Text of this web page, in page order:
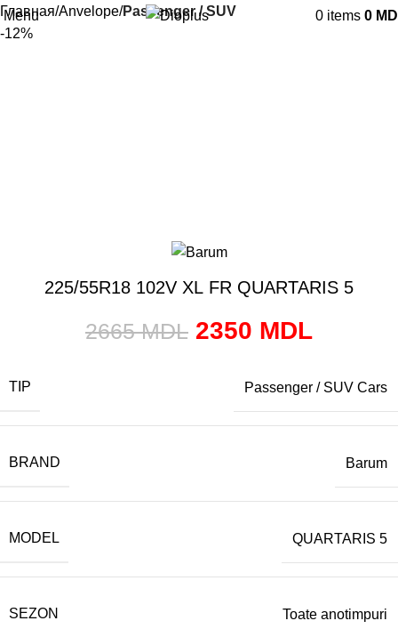
Menu 0 items 0
Главная Anvelope Passenger / SUV
-12%
225/55R18 102V XL FR QUARTARIS 5
2665MDL 2350 MDL
TIP Passenger / SUV Cars
BRAND Barum
MODEL QUARTARIS 5
SEZON Toate anotimpuri